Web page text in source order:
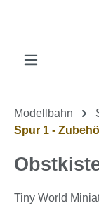
Zum Hauptinhalt
Modellbahn
Spur 1 -
Tiny World